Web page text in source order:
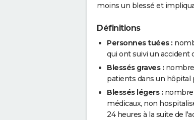
moins un blessé et
Définitions
Personnes tuées :
qui ont suivi un accident
Blessés graves :
patients dans un hôpital
Blessés légers : nombre
médicaux, non
24 heures à la suite de